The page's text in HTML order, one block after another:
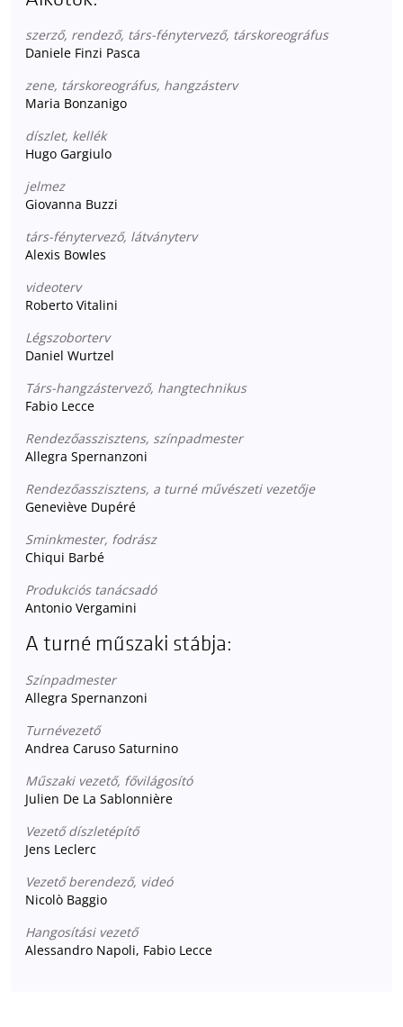
szerző, rendező, társ-fénytervező, társkoreográfus
Daniele Finzi Pasca
zene, társkoreográfus, hangzásterv
Maria Bonzanigo
díszlet, kellék
Hugo Gargiulo
jelmez
Giovanna Buzzi
társ-fénytervező, látványterv
Alexis Bowles
videoterv
Roberto Vitalini
Légszoborterv
Daniel Wurtzel
Társ-hangzástervező, hangtechnikus
Fabio Lecce
Rendezőasszisztens, színpadmester
Allegra Spernanzoni
Rendezőasszisztens, a turné művészeti vezetője
Geneviève Dupéré
Sminkmester, fodrász
Chiqui Barbé
Produkciós tanácsadó
Antonio Vergamini
A turné műszaki stábja:
Színpadmester
Allegra Spernanzoni
Turnévezető
Andrea Caruso Saturnino
Műszaki vezető, fővilágosító
Julien De La Sablonnière
Vezető díszletépítő
Jens Leclerc
Vezető berendező, videó
Nicolò Baggio
Hangosítási vezető
Alessandro Napoli, Fabio Lecce